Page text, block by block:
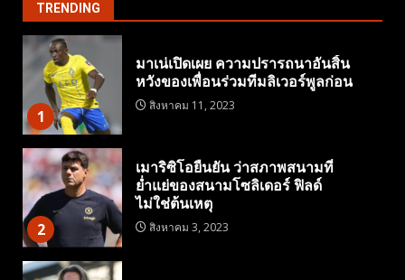
TRENDING
1
มาเน่เปิดเผย ความปรารถนาอันสิ้น
หวังของเพื่อนร่วมทีมลิเวอร์พูลก่อน
สิงหาคม 11, 2023
2
เมาริซิโอยืนยัน ว่าสภาพสนามที่
ย่ำแย่ของสนามโซลิเดอร์ ฟิลด์
ไม่ใช่ต้นเหตุ
สิงหาคม 3, 2023